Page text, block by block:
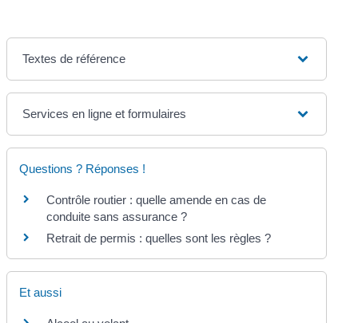
Textes de référence
Services en ligne et formulaires
Questions ? Réponses !
Contrôle routier : quelle amende en cas de
conduite sans assurance ?
Retrait de permis : quelles sont les règles ?
Et aussi